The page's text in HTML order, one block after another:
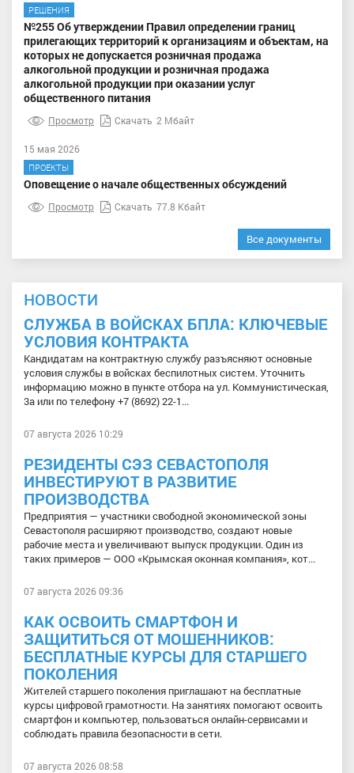
РЕШЕНИЯ
№255 Об утверждении Правил определении границ
прилегающих территорий к организациям и объектам, на
которых не допускается розничная продажа
алкогольной продукции и розничная продажа
алкогольной продукции при оказании услуг
общественного питания
Просмотр Скачать 2 Мбайт
15 мая 2026
ПРОЕКТЫ
Оповещение о начале общественных обсуждений
Просмотр Скачать 77.8 Кбайт
Все документы
НОВОСТИ
СЛУЖБА В ВОЙСКАХ БПЛА: КЛЮЧЕВЫЕ
УСЛОВИЯ КОНТРАКТА
Кандидатам на контрактную службу разъясняют основные
условия службы в войсках беспилотных систем. Уточнить
информацию можно в пункте отбора на ул. Коммунистическая,
3а или по телефону +7 (8692) 22-1...
07 августа 2026 10:29
РЕЗИДЕНТЫ СЭЗ СЕВАСТОПОЛЯ
ИНВЕСТИРУЮТ В РАЗВИТИЕ
ПРОИЗВОДСТВА
Предприятия — участники свободной экономической зоны
Севастополя расширяют производство, создают новые
рабочие места и увеличивают выпуск продукции. Один из
таких примеров — ООО «Крымская оконная компания», кот...
07 августа 2026 09:36
КАК ОСВОИТЬ СМАРТФОН И
ЗАЩИТИТЬСЯ ОТ МОШЕННИКОВ:
БЕСПЛАТНЫЕ КУРСЫ ДЛЯ СТАРШЕГО
ПОКОЛЕНИЯ
Жителей старшего поколения приглашают на бесплатные
курсы цифровой грамотности. На занятиях помогают освоить
смартфон и компьютер, пользоваться онлайн-сервисами и
соблюдать правила безопасности в сети.
07 августа 2026 08:58